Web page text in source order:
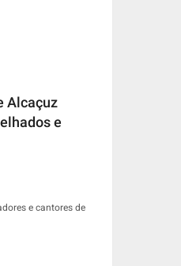
Alcaçuz
e